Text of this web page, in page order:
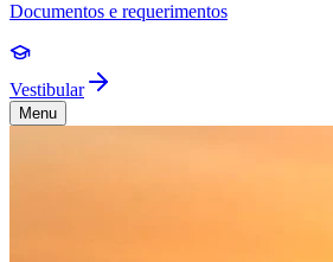
Documentos e requerimentos
Vestibular
Menu